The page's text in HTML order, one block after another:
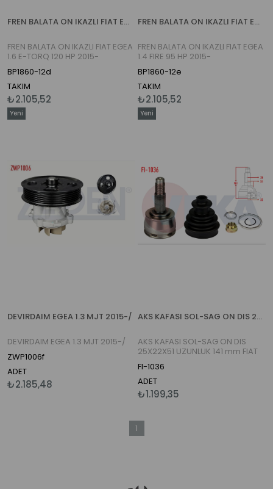
FREN BALATA ON IKAZLI FIAT EGEA 1.6 E-TORQ 120 HP 2015-
FREN BALATA ON IKAZLI FIAT EGEA
1.6 E-TORQ 120 HP 2015-
BP1860-12d
TAKIM
₺2.105,52
FREN BALATA ON IKAZLI FIAT EGEA 1.4 FIRE 95 HP 2015-
FREN BALATA ON IKAZLI FIAT EGEA
1.4 FIRE 95 HP 2015-
BP1860-12e
TAKIM
₺2.105,52
DEVIRDAIM EGEA 1.3 MJT 2015-/
DEVIRDAIM EGEA 1.3 MJT 2015-/
ZWP1006f
ADET
₺2.185,48
Yeni
AKS KAFASI SOL-SAG ON DIS 25X22X51 UZUNLUK 141 mm FIAT EGEA 1.4 16v 2015-
AKS KAFASI SOL-SAG ON DIS
25X22X51 UZUNLUK 141 mm FIAT
EGEA 1.4 16v 2015-
FI-1036
ADET
₺1.199,35
Yeni
1